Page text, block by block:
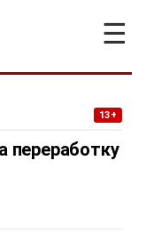
☰
13+
переработку